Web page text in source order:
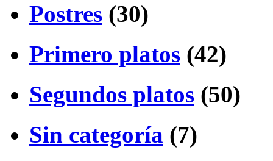
Postres (30)
Primero platos (42)
Segundos platos (50)
Sin categoría (7)